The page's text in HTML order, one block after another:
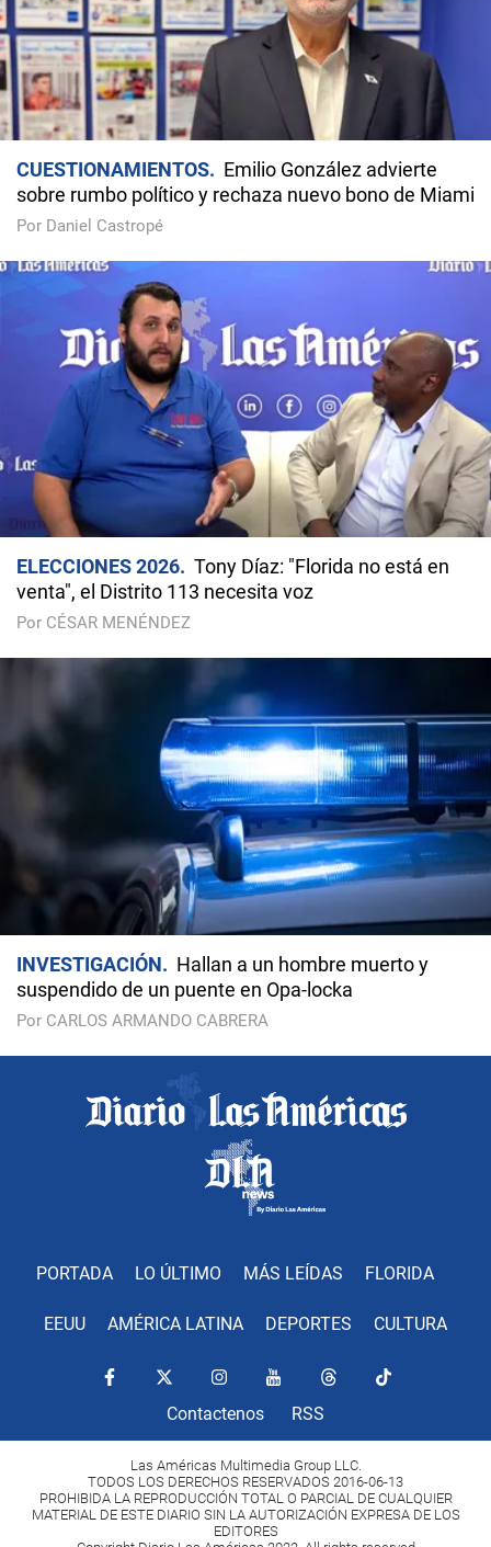
CUESTIONAMIENTOS
Emilio González advierte
sobre rumbo político y rechaza nuevo bono de Miami
Por Daniel Castropé
ELECCIONES 2026
Tony Díaz: "Florida no está en
venta", el Distrito 113 necesita voz
Por CÉSAR MENÉNDEZ
INVESTIGACIÓN
Hallan a un hombre muerto y
suspendido de un puente en Opa-locka
Por CARLOS ARMANDO CABRERA
PORTADA LO ÚLTIMO MÁS LEÍDAS FLORIDA
EEUU AMÉRICA LATINA DEPORTES CULTURA
Contactenos RSS
Las Américas Multimedia Group LLC.
TODOS LOS DERECHOS RESERVADOS 2016-06-13
PROHIBIDA LA REPRODUCCIÓN TOTAL O PARCIAL DE CUALQUIER
MATERIAL DE ESTE DIARIO SIN LA AUTORIZACIÓN EXPRESA DE LOS
EDITORES